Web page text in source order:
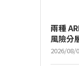
兩種
風險分
2026/08/